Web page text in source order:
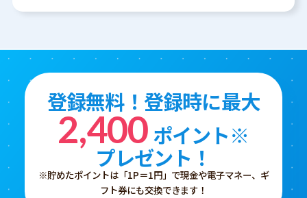
登録無料！登録時に最大
2,400ポイント※
プレゼント！
※貯めたポイントは「1P＝1円」で現金や電子マネー、ギ
フト券にも交換できます！